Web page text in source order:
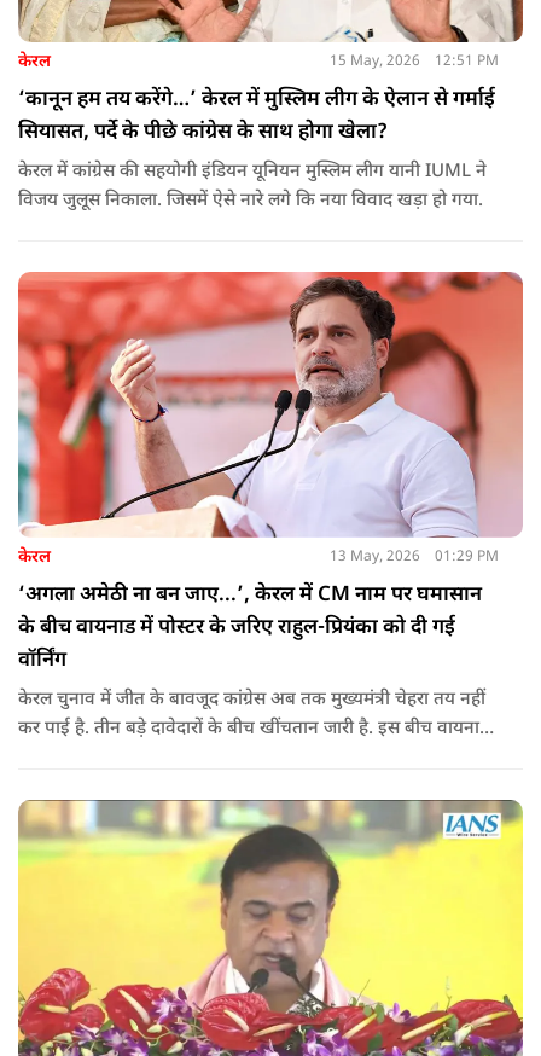
केरल 15 May, 2026 12:51 PM
‘कानून हम तय करेंगे…’ केरल में मुस्लिम लीग के ऐलान से गर्माई
सियासत, पर्दे के पीछे कांग्रेस के साथ होगा खेला?
केरल में कांग्रेस की सहयोगी इंडियन यूनियन मुस्लिम लीग यानी IUML ने
विजय जुलूस निकाला. जिसमें ऐसे नारे लगे कि नया विवाद खड़ा हो गया.
केरल 13 May, 2026 01:29 PM
‘अगला अमेठी ना बन जाए...’, केरल में CM नाम पर घमासान
के बीच वायनाड में पोस्टर के जरिए राहुल-प्रियंका को दी गई
वॉर्निंग
केरल चुनाव में जीत के बावजूद कांग्रेस अब तक मुख्यमंत्री चेहरा तय नहीं
कर पाई है. तीन बड़े दावेदारों के बीच खींचतान जारी है. इस बीच वायनाड